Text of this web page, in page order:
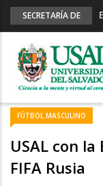
SECRETARÍA DE
FÚTBOL MASCULINO
USAL con
FIFA Rusia